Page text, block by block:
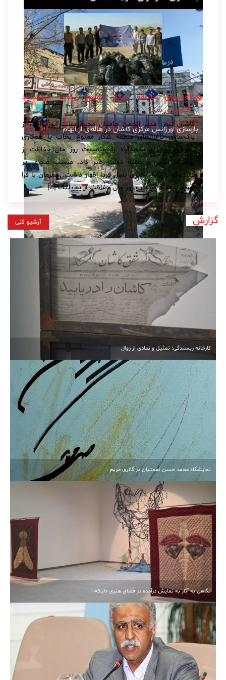
بازسازی اورژانس مرکزی کاشان در هاله‌ای از ابهام
آبیاری غرقابی در کاشان در اوج بحران آب
انتخابات مجدد هیأت‌مدیره خیرین مدرسه‌ساز کاشان برگزار
شد
تاغ‌زارهای منطقه شکار ممنوع یخاب ابوزید‌آباد
پاک‌سازی شد
کاشان نیوز: مدیر انجمن حامیان محیط‌زیست ابوزیدآباد، از
پاک‌سازی تاغ‌زارهای منطقه شکار ممنوع یخاب با همکاری
دهیاری روستای محمدآباد به مناسبت روز ملی حفاظت از
یوپلنگ ایرانی و هفته دولت خبر داد. مسیب صدری در
گفت‌و‌گو با کانال خبری نسل فردا اظهار داشت: همزمان با فرا
رسیدن هفته دولت و روز ملی حفاظت از یوزپلنگ […]
گزارش آرشیو کلی
کارخانه ریسندگی؛ تمثیل و نمادی از زوال
نمایشگاه محمد حسن نعمتیان در گالری مریم
نگاهی به آثار به نمایش درآمده در فضای هنری «لیکه»